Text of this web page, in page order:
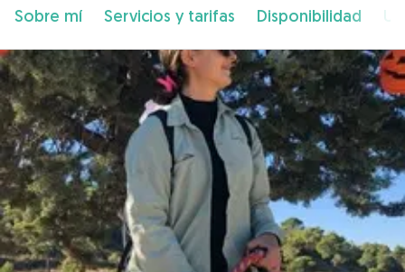
Sobre mí Servicios y tarifas Disponibilidad